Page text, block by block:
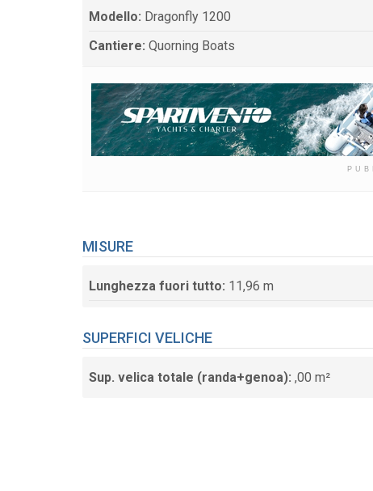
Modello: Dragonfly 1200
Cantiere: Quorning Boats
MISURE
Lunghezza fuori tutto: 11,96 m
SUPERFICI VELICHE
Sup. velica totale (randa+genoa): ,00 m²